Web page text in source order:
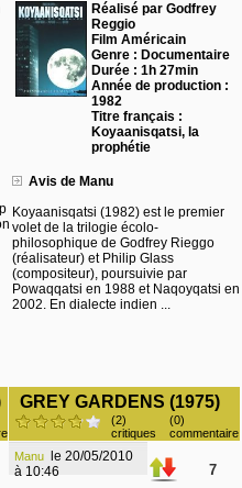
Réalisé par Godfrey
Reggio
Film Américain
Genre : Documentaire
Durée : 1h 27min
Année de production :
1982
Titre français :
Koyaanisqatsi, la
prophétie
Avis de Manu
Koyaanisqatsi (1982) est le premier
volet de la trilogie écolo-
philosophique de Godfrey Rieggo
(réalisateur) et Philip Glass
(compositeur), poursuivie par
Powaqqatsi en 1988 et Naqoyqatsi en
2002. En dialecte indien ...
GREY GARDENS (1975)
(2)
critiques
(0)
commentaire
Manu
à 10:46
7